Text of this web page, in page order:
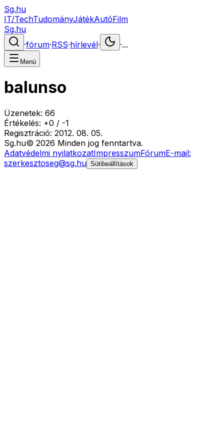
Sg.hu
IT/TechTudományJátékAutóFilm
Sg.hu
·fórum·RSS·hírlevél· ·...
Menü
balunso
Üzenetek: 66
Értékelés: +0 / -1
Regisztráció: 2012. 08. 05.
Sg.hu© 2026 Minden jog fenntartva.
Adatvédelmi nyilatkozatImpresszumFórumE-mail:
szerkesztoseg@sg.hu Sütibeállítások